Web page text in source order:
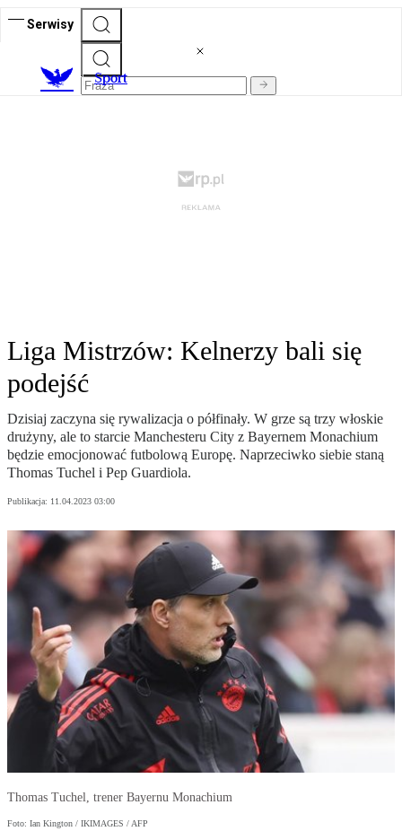
Serwisy
Sport
Liga Mistrzów: Kelnerzy bali się
podejść
Dzisiaj zaczyna się rywalizacja o półfinały. W grze są trzy włoskie
drużyny, ale to starcie Manchesteru City z Bayernem Monachium
będzie emocjonować futbolową Europę. Naprzeciwko siebie staną
Thomas Tuchel i Pep Guardiola.
Publikacja: 11.04.2023 03:00
Thomas Tuchel, trener Bayernu Monachium
Foto: Ian Kington / IKIMAGES / AFP